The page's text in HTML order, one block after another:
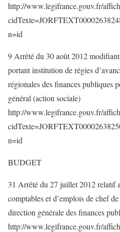
http://www.legifrance.gouv.fr/
n=id
9 Arrêté du 30 août 2012
portant institution de régies
régionales des finances publiques
général (action sociale)
http://www.legifrance.gouv.fr/
n=id
BUDGET
31 Arrêté du 27 juillet 2012 relatif
comptables et d’emplois de chef
direction générale des finances
http://www.legifrance.gouv.fr/